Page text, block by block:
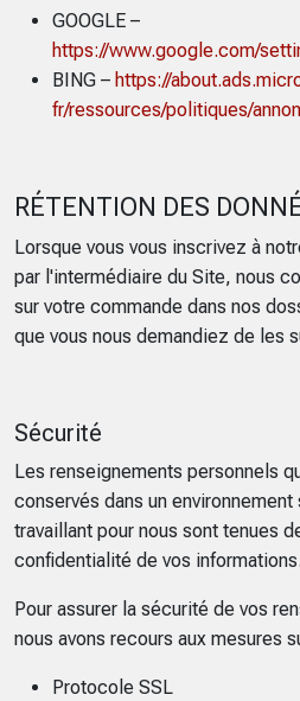
GOOGLE –
https://www.google.com/
BING – https://
fr/ressources/politiques/
RÉTENTION DES
Lorsque vous vous inscrivez à
par l'intermédiaire du Site, nous
sur votre commande dans nos
que vous nous demandiez de les
Sécurité
Les renseignements personnels
conservés dans un
travaillant pour nous sont tenues
confidentialité de vos informations.
Pour assurer la sécurité de vos
nous avons recours aux mesures
Protocole SSL